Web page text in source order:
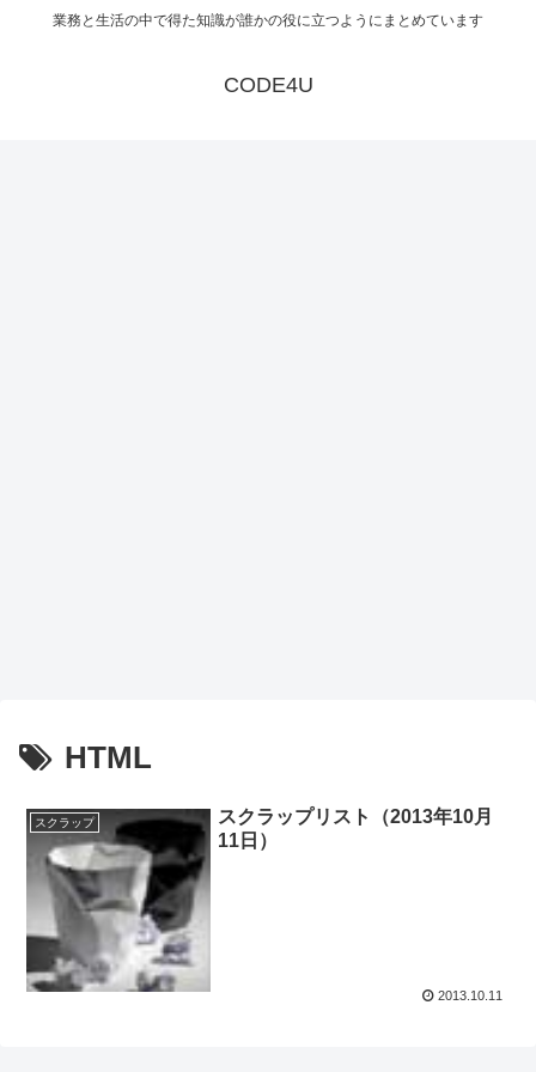
業務と生活の中で得た知識が誰かの役に立つようにまとめています
CODE4U
HTML
スクラップ
スクラップリスト（2013年10月
11日）
2013.10.11